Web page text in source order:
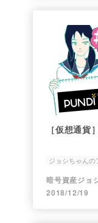
［仮想通
ジョシちゃん
XPhone
結婚
暗号資産ジ
2018/12/19